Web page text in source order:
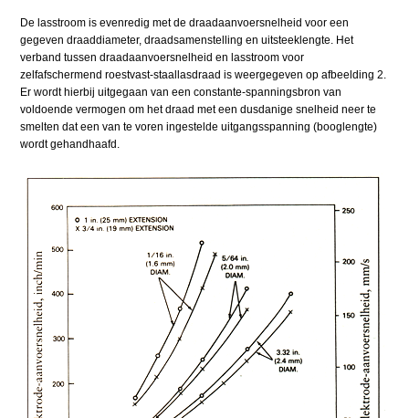
De lasstroom is evenredig met de draadaanvoersnelheid voor een
gegeven draaddiameter, draadsamenstelling en uitsteeklengte. Het
verband tussen draadaanvoersnelheid en lasstroom voor
zelfafschermend roestvast-staallasdraad is weergegeven op afbeelding 2.
Er wordt hierbij uitgegaan van een constante-spanningsbron van
voldoende vermogen om het draad met een dusdanige snelheid neer te
smelten dat een van te voren ingestelde uitgangsspanning (booglengte)
wordt gehandhaafd.